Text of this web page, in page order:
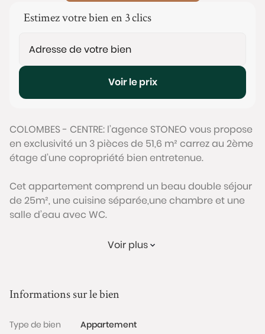
Estimez votre bien en 3 clics
Voir le prix
COLOMBES - CENTRE: l’agence STONEO vous propose
en exclusivité un 3 pièces de 51,6 m² carrez au 2ème
étage d’une copropriété bien entretenue.
Cet appartement comprend un beau double séjour
de 25m², une cuisine séparée,une chambre et une
salle d’eau avec WC.
L’ensemble des pièces bénéficient d’une excellente
En 2004, l'appartement a bénéficié d'une rénovation
des cloisons, nouveau radiateur... lui permettant
Voir plus
Informations sur le bien
Type de bien
Appartement